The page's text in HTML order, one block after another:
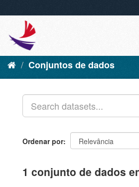
Conjuntos de dados
Ordenar por
1 conjunto de dados